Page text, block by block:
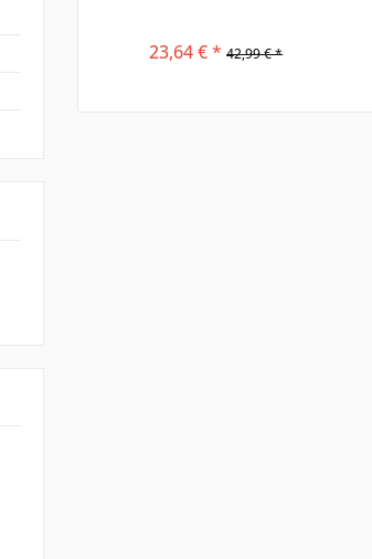
23,64 € * 42,99 € *